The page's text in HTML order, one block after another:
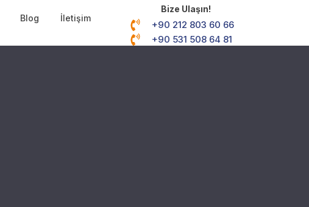
Blog İletişim
Bize Ulaşın!
+90 212 803 60 66
+90 531 508 64 81